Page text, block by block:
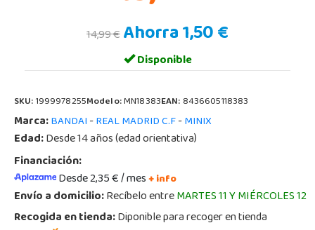
14,99 €Ahorra 1,50 €
Disponible
SKU:1999978255Modelo:MN18383EAN:8436605118383
Marca:BANDAI-REAL MADRID C.F-MINIX
Edad:Desde 14 años (edad orientativa)
Financiación:
Desde 2,35 € / mes+ info
Envío a domicilio:Recíbelo entreMARTES 11 Y MIÉRCOLES 12
Recogida en tienda:Diponible para recoger en tienda